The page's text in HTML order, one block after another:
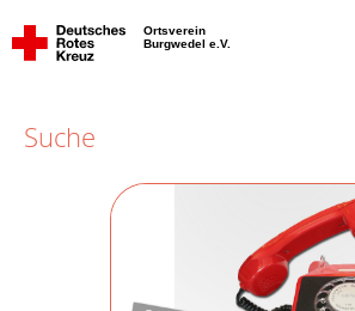
Ortsverein
Burgwedel e.V.
Suche